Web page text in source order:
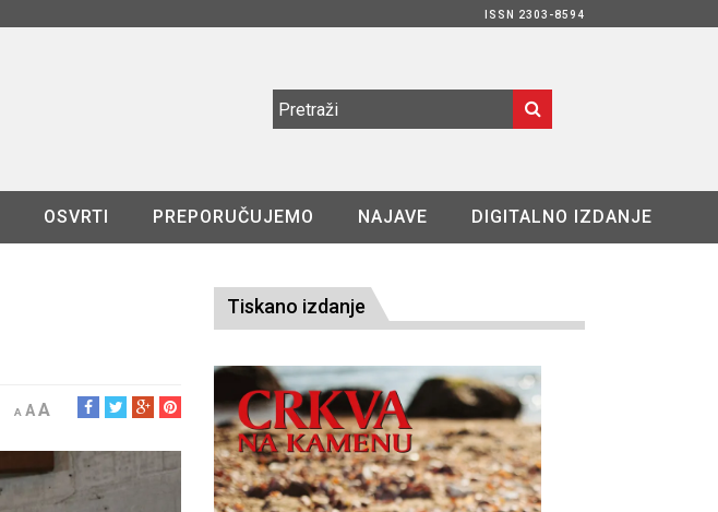
ISSN 2303-8594
OSVRTI PREPORUČUJEMO NAJAVE DIGITALNO IZDANJE
A AA
Tiskano izdanje